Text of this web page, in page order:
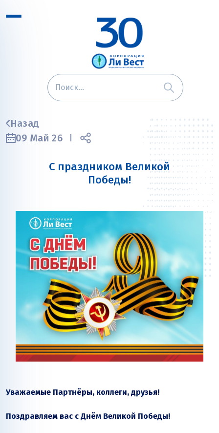
Назад
09 Май 26
С праздником Великой
Победы!
Уважаемые Партнёры, коллеги, друзья!
Поздравляем вас с Днём Великой Победы!